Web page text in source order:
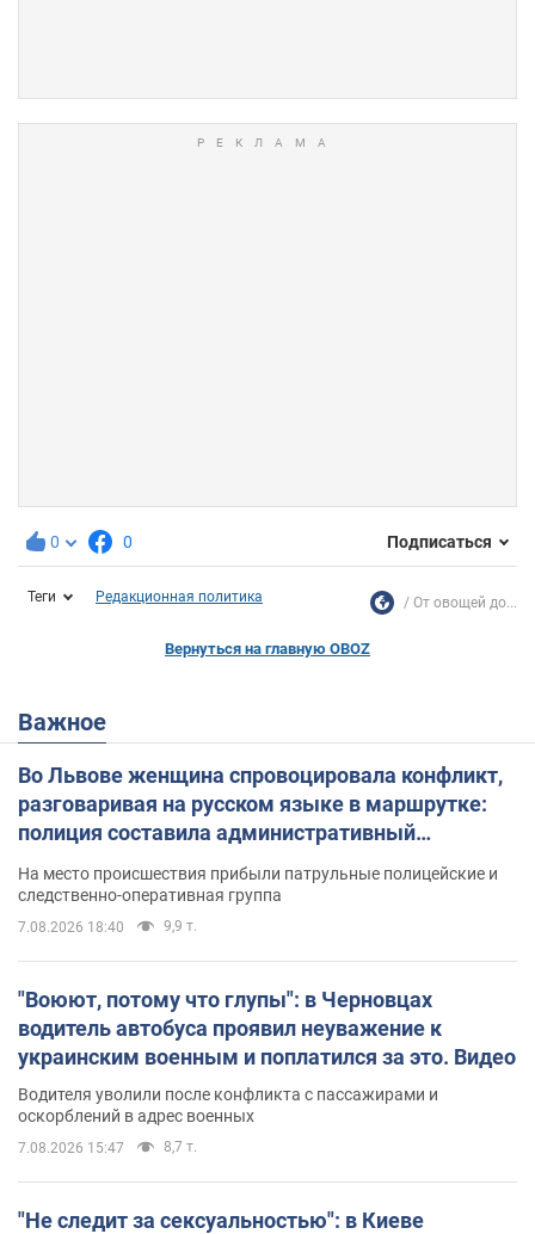
0 0 Подписаться
Теги Редакционная политика От овощей до...
Вернуться на главную OBOZ
Важное
Во Львове женщина спровоцировала конфликт,
разговаривая на русском языке в маршрутке:
полиция составила административный
На место происшествия прибыли патрульные полицейские и
следственно-оперативная группа
7.08.2026 18:40 9,9 т.
"Воюют, потому что глупы": в Черновцах
водитель автобуса проявил неуважение к
украинским военным и поплатился за это. Видео
Водителя уволили после конфликта с пассажирами и
оскорблений в адрес военных
7.08.2026 15:47 8,7 т.
"Не следит за сексуальностью": в Киеве